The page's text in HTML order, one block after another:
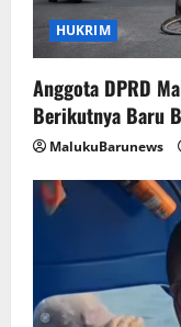
HUKRIM
Anggota DPRD
Berikutnya Baru
MalukuBarunews